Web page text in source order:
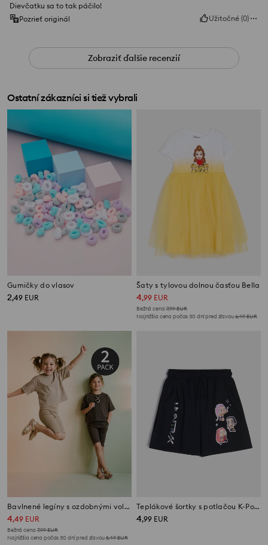
Dievčatku sa to tak páčilo!
Pozrieť originál
Užitočné (0)
Zobraziť ďalšie recenzií
Ostatní zákazníci si tiež vybrali
Gumičky do vlasov
2,49 EUR
Šaty s tylovou dolnou časťou Bella
4,99 EUR
Bežná cena 7,99EUR
Najnižšia cena počas 30 dní pred zľavou6,49EUR
Bavlnené legíny s ozdobnými volánmi 2 pack
4,49 EUR
Bežná cena 7,99EUR
Najnižšia cena počas 30 dní pred zľavou5,49EUR
Teplákové šortky s potlačou K-Pop Demon Hunters
4,99 EUR